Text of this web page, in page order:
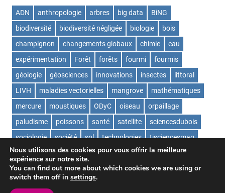
ADN anthropologie arbres big data
BiNG
biodiversité
biodiversité négligée biologie
bois
champignon
changements globaux chimie
eau
expérimentation
Forêt forêts fourmi
fourmis
géologie
géosciences innovations insectes
littoral
LIVH
maladies vectorielles mangrove
mathématiques
mercure
moustiques ODyC oiseau
orpaillage
paludisme
poissons santé satellite
sciencesdubois
sociologie
société sol technologies
tisciencesmag
ValorExtract
virus écologie
Nous utilisons des cookies pour vous offrir la meilleure
expérience sur notre site.
You can find out more about which cookies we are using or
switch them off in settings.